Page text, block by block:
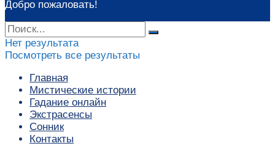
Добро пожаловать!
Нет результата
Посмотреть все результаты
Главная
Мистические истории
Гадание онлайн
Экстрасенсы
Сонник
Контакты